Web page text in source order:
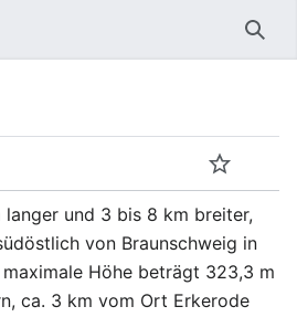
und 3 bis 8 km breiter,
von Braunschweig in
maximale Höhe beträgt 323,3 m
ca. 3 km vom Ort Erkerode